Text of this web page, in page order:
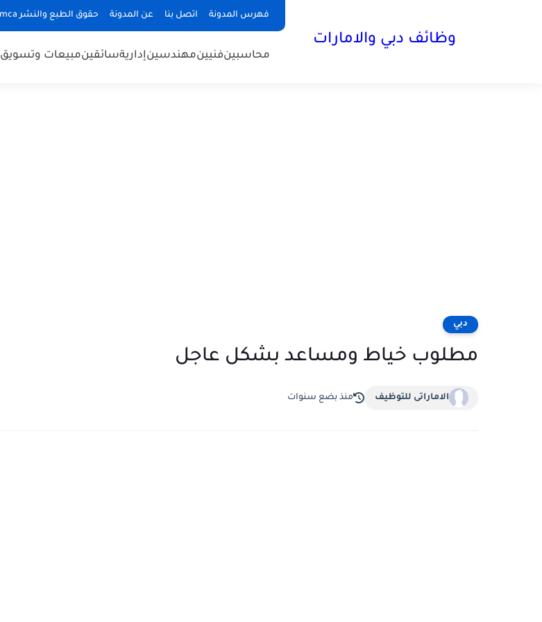
فهرس المدونة اتصل بنا عن المدونة حقوق الطبع والنشر dmca
وظائف دبي والامارات
محاسبينفنيينمهندسينإداريةسائقينمبيعات وتسويق
دبي
مطلوب خياط ومساعد بشكل عاجل
الاماراتى للتوظيف منذ بضع سنوات